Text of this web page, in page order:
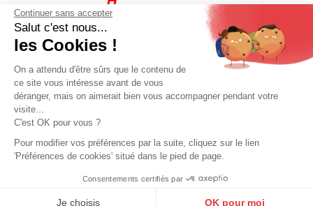
Continuer sans accepter
Salut c'est nous...
les Cookies !
On a attendu d'être sûrs que le contenu de
ce site vous intéresse avant de vous
déranger, mais on aimerait bien vous accompagner pendant votre
visite...
C'est OK pour vous ?
Pour modifier vos préférences par la suite, cliquez sur le lien
'Préférences de cookies' situé dans le pied de page.
Consentements certifiés par
Je choisis OK pour moi
Gestion des données personnelles